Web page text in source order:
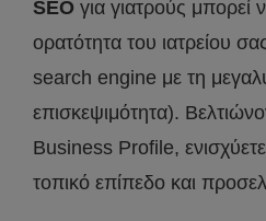
SEO για γιατρούς μπορεί
ορατότητα του ιατρείου
search engine με τη
επισκεψιμότητα).
Business Profile,
τοπικό επίπεδο και